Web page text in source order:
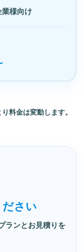
業様向け
料金は変動します。
ださい
ランとお見積りを